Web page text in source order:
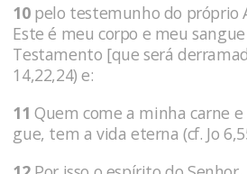
10 pelo testemunho do próprio
Este é meu corpo e meu
Testamento [que será
14,22,24) e:
11Quem co­me a minha carne
gue, tem a vida eterna (cf. Jo